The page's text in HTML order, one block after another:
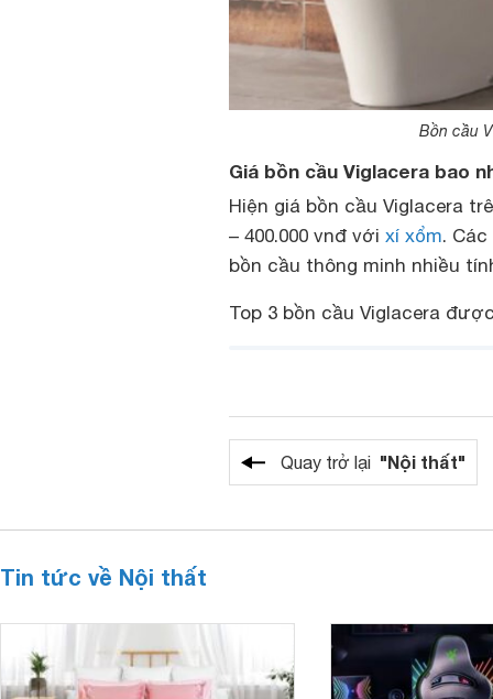
Bồn cầu
Giá bồn cầu Viglacera bao
Hiện giá bồn cầu Viglacera
– 400.000 vnđ với xí xổm.
bồn cầu thông minh nhiều
Top 3 bồn cầu Viglacera
Quay trở lại "Nội thất"
Tin tức về Nội thất